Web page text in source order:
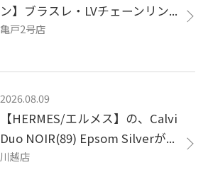
ン】ブラスレ・LVチェーンリン...
亀戸2号店
2026.08.09
【HERMES/エルメス】の、Calvi
Duo NOIR(89) Epsom Silverが...
川越店